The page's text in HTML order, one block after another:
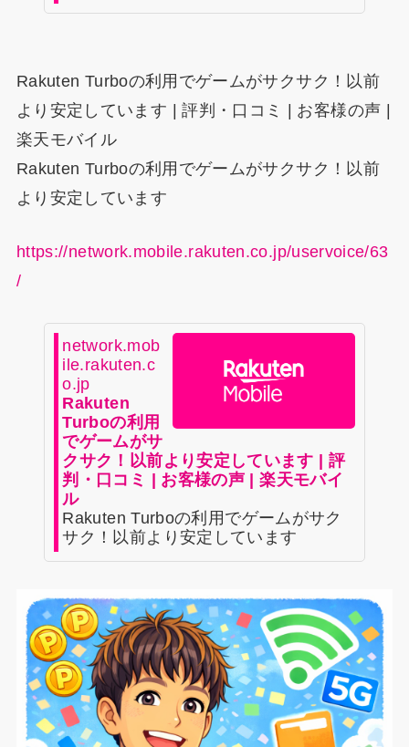
Rakuten Turboの利用でゲームがサクサク！以前
より安定しています | 評判・口コミ | お客様の声 |
楽天モバイル
Rakuten Turboの利用でゲームがサクサク！以前
より安定しています
https://network.mobile.rakuten.co.jp/uservoice/63
/
network.mob
ile.rakuten.c
o.jp
Rakuten
Turboの利用
でゲームがサ
クサク！以前より安定しています | 評
判・口コミ | お客様の声 | 楽天モバイ
ル
Rakuten Turboの利用でゲームがサク
サク！以前より安定しています